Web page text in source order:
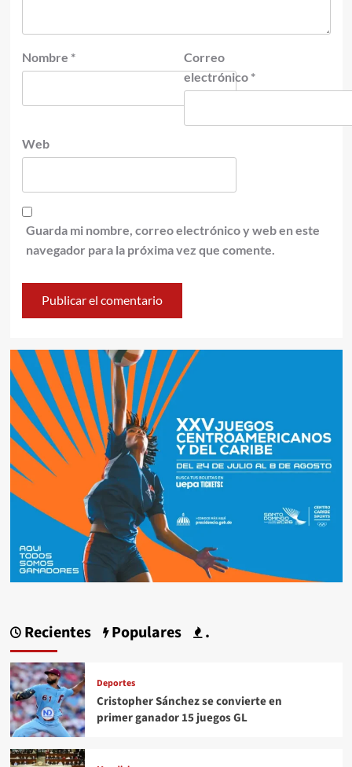
Nombre *
Correo
electrónico *
Web
Guarda mi nombre, correo electrónico y web en este
navegador para la próxima vez que comente.
Recientes Populares .
Deportes
Cristopher Sánchez se convierte en
primer ganador 15 juegos GL